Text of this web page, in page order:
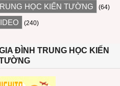
HỌC KIẾN TƯỜNG (64)
(240)
ĐÌNH TRUNG HỌC KIẾN